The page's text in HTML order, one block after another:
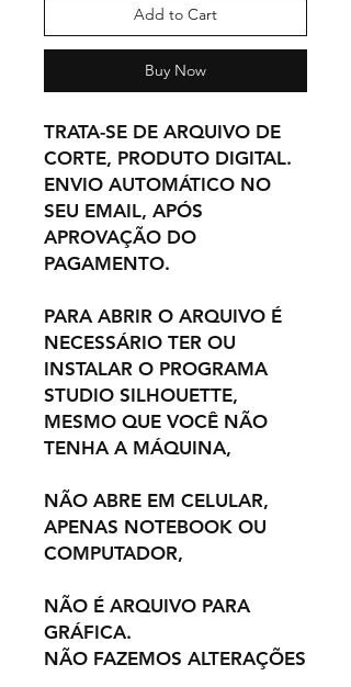
Add to Cart
Buy Now
TRATA-SE DE ARQUIVO DE
CORTE, PRODUTO DIGITAL.
ENVIO AUTOMÁTICO NO
SEU EMAIL, APÓS
APROVAÇÃO DO
PAGAMENTO.
PARA ABRIR O ARQUIVO É
NECESSÁRIO TER OU
INSTALAR O PROGRAMA
STUDIO SILHOUETTE,
MESMO QUE VOCÊ NÃO
TENHA A MÁQUINA,
NÃO ABRE EM CELULAR,
APENAS NOTEBOOK OU
COMPUTADOR,
NÃO É ARQUIVO PARA
GRÁFICA.
NÃO FAZEMOS ALTERAÇÕES